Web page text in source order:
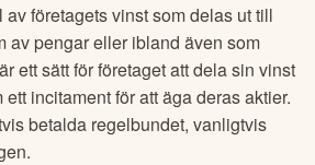
företagets vinst som delas ut till
av pengar eller ibland även som
ett sätt för företaget att dela sin vinst
incitament för att äga deras aktier.
betalda regelbundet, vanligtvis